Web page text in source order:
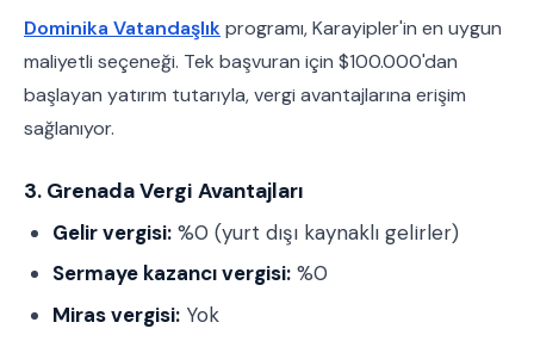
Dominika Vatandaşlıkprogramı, Karayipler'in en uygun
maliyetli seçeneği. Tek başvuran için $100.000'dan
başlayan yatırım tutarıyla, vergi avantajlarına erişim
sağlanıyor.
3. Grenada Vergi Avantajları
Gelir vergisi: %0 (yurt dışı kaynaklı gelirler)
Sermaye kazancı vergisi: %0
Miras vergisi: Yok